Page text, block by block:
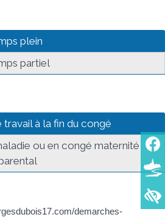
plein
partiel
à la fin du congé
ou en congé maternité
demarches-